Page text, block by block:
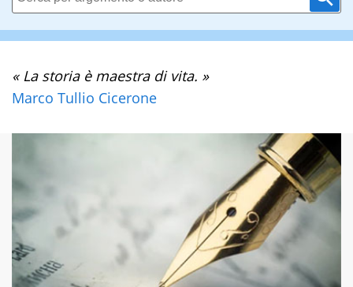
« La storia è maestra di vita. »
Marco Tullio Cicerone